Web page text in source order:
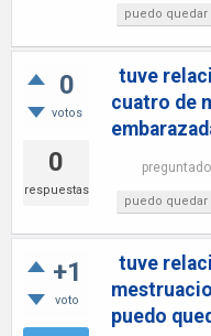
puedo quedar
0
votos
0
respuestas
tuve
cuatro de
preguntado
puedo quedar
+1
voto
tuve
puedo